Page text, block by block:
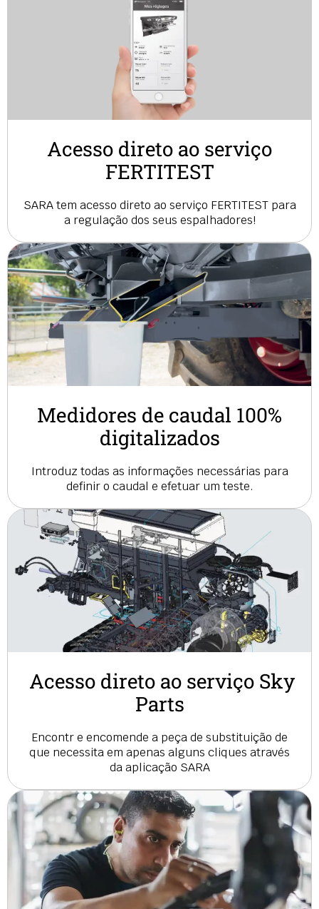
Acesso direto ao serviço
FERTITEST
SARA tem acesso direto ao serviço FERTITEST para
a regulação dos seus espalhadores!
Medidores de caudal 100%
digitalizados
Introduz todas as informações necessárias para
definir o caudal e efetuar um teste.
Acesso direto ao serviço Sky
Parts
Encontr e encomende a peça de substituição de
que necessita em apenas alguns cliques através
da aplicação SARA